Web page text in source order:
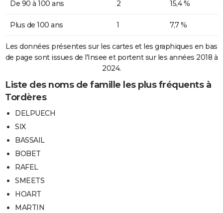
De 90 à 100 ans 2 15,4 %
Plus de 100 ans 1 7,7 %
Les données présentes sur les cartes et les graphiques en bas
de page sont issues de l'Insee et portent sur les années 2018 à
2024.
Liste des noms de famille les plus fréquents à
Tordères
DELPUECH
SIX
BASSAIL
BOBET
RAFEL
SMEETS
HOART
MARTIN